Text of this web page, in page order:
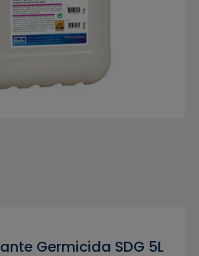
Germicida SDG 5L